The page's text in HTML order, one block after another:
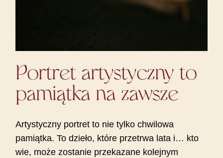
Portret artystyczny to
pamiątka na zawsze
Artystyczny portret to nie tylko chwilowa
pamiątka. To dzieło, które przetrwa lata i… kto
wie, może zostanie przekazane kolejnym